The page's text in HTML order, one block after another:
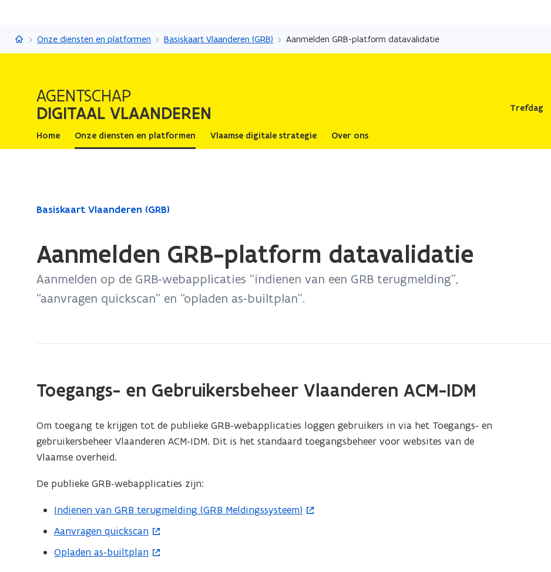
en
naar
Digitaal Vlaanderen
Onze diensten en platformen Basiskaart Vlaanderen (GRB) Aanmelden GRB-platform datavalidatie
AGENTSCHAP
DIGITAAL VLAANDEREN Trefdag
Home Onze diensten en platformen Vlaamse digitale strategie Over ons
Gedaan
bevindt
Basiskaart Vlaanderen (GRB)
Aanmelden GRB-platform datavalidatie
Aanmelden op de GRB-webapplicaties “indienen van een GRB terugmelding”,
“aanvragen quickscan” en “opladen as-builtplan”.
Toegangs- en Gebruikersbeheer Vlaanderen ACM-IDM
Om toegang te krijgen tot de publieke GRB-webapplicaties loggen gebruikers in via het Toegangs- en
gebruikersbeheer Vlaanderen ACM-IDM. Dit is het standaard toegangsbeheer voor websites van de
Vlaamse overheid.
De publieke GRB-webapplicaties zijn:
Indienen van GRB terugmelding (GRB Meldingssysteem)
(
o
e
Aanvragen quickscan
(
o
Opladen as-builtplan
(